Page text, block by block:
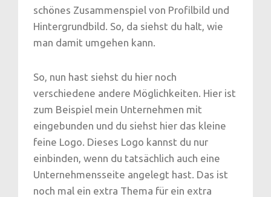
schönes Zusammenspiel von Profilbild und
Hintergrundbild. So, da siehst du halt, wie
man damit umgehen kann.
So, nun hast siehst du hier noch
verschiedene andere Möglichkeiten. Hier ist
zum Beispiel mein Unternehmen mit
eingebunden und du siehst hier das kleine
feine Logo. Dieses Logo kannst du nur
einbinden, wenn du tatsächlich auch eine
Unternehmensseite angelegt hast. Das ist
noch mal ein extra Thema für ein extra